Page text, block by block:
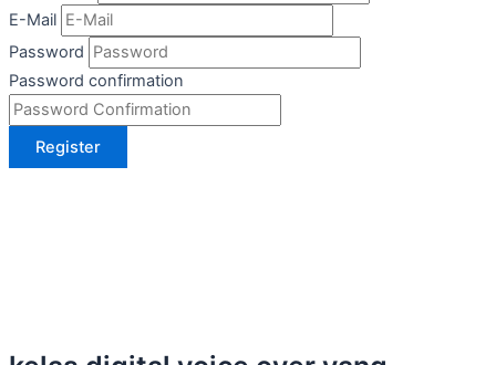
E-Mail
Password
Password confirmation
Register